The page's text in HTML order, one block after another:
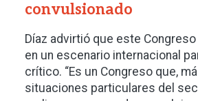
convulsionado
Díaz advirtió que este
en un escenario internacional
crítico. “Es un Congreso que,
situaciones particulares del